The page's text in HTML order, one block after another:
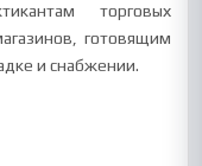
торговых
готовящим
и снабжении.